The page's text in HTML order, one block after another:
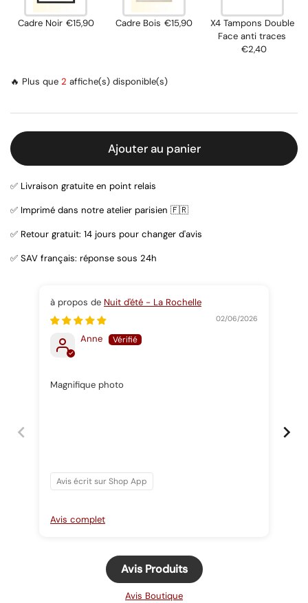
Cadre Noir €15,90 Cadre Bois €15,90
X4 Tampons Double
Face anti traces
€2,40
🔥 Plus que 2 affiche(s) disponible(s)
Ajouter au panier
✅ Livraison gratuite en point relais
✅ Imprimé dans notre atelier parisien 🇫🇷
✅ Retour gratuit: 14 jours pour changer d'avis
✅ SAV français: réponse sous 24h
Nuit d'été - La Rochelle
02/06/2026
Anne
Magnifique photo
Avis écrit sur Shop App
Avis complet
Avis Produits
Avis Boutique